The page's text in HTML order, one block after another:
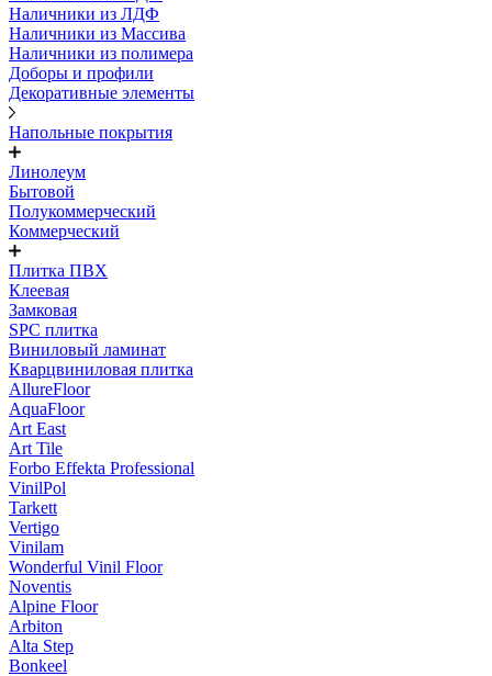
Наличники из ЛДФ
Наличники из Массива
Наличники из полимера
Доборы и профили
Декоративные элементы
Напольные покрытия
Линолеум
Бытовой
Полукоммерческий
Коммерческий
Плитка ПВХ
Клеевая
Замковая
SPC плитка
Виниловый ламинат
Кварцвиниловая плитка
AllureFloor
AquaFloor
Art East
Art Tile
Forbo Effekta Professional
VinilPol
Tarkett
Vertigo
Vinilam
Wonderful Vinil Floor
Noventis
Alpine Floor
Arbiton
Alta Step
Bonkeel